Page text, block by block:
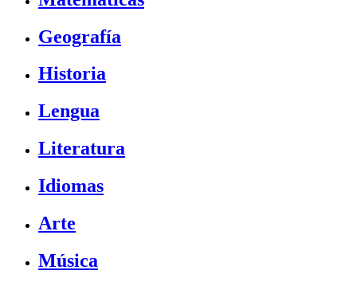
Geografía
Historia
Lengua
Literatura
Idiomas
Arte
Música